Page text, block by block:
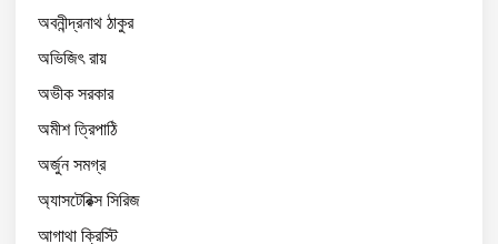
অবনীন্দ্রনাথ ঠাকুর
অভিজিৎ রায়
অভীক সরকার
অমীশ ত্রিপাঠি
অর্জুন সমগ্র
অ্যাসটেরিক্স সিরিজ
আগাথা ক্রিস্টি